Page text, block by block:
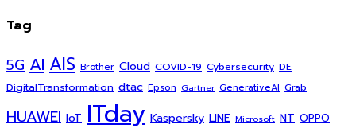
Tag
5G AI AIS Brother Cloud COVID-19 Cybersecurity DE
DigitalTransformation dtac Epson Gartner GenerativeAI Grab
HUAWEI IoT ITday Kaspersky LINE Microsoft NT OPPO